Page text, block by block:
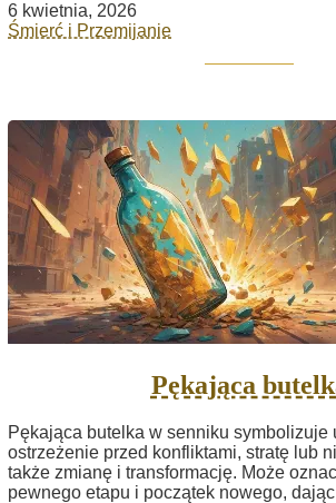
6 kwietnia, 2026
Śmierć i Przemijanie
Pękająca
Pękająca butelka w senniku symbolizuje
ostrzeżenie przed konfliktami, stratę lub
także zmianę i transformację. Może
pewnego etapu i początek nowego,